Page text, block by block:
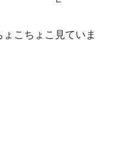
こちょこ見ていま